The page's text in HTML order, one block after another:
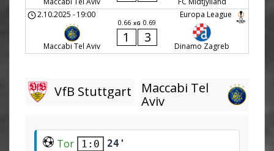
Europa League
2.10.2025 -19:00
Maccabi Tel Aviv
0.66 xG 0.69
1 3
Dinamo Zagreb
VfB Stuttgart
Maccabi Tel
Aviv
Tor 1:0 24'